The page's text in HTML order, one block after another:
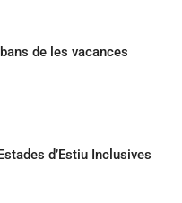
de les vacances
d’Estiu Inclusives